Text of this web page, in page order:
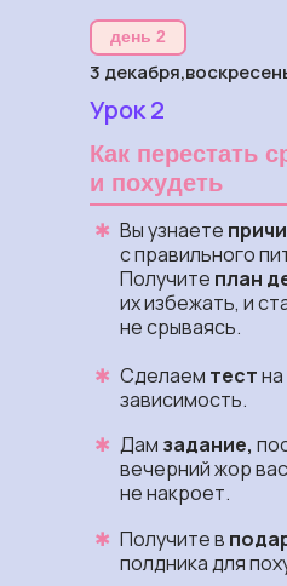
день 2
3
Урок 2
Как перестать
и похудеть
Вы узнаете
с правильного
Получите план
их избежать, и
не срываясь.
Сделаем тест
зависимость.
Дам задание,
вечерний жор
не накроет.
Получите в
полдника для
✱
✱
✱
✱